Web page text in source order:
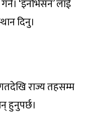
‘इनोभेसन’ लाई
दिनु।
राज्य तहसम्म
हुनुपर्छ।